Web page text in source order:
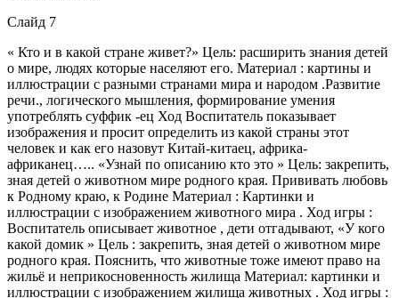
Слайд 7
« Кто и в какой стране живет?» Цель: расширить знания детей
о мире, людях которые населяют его. Материал : картины и
иллюстрации с разными странами мира и народом .Развитие
речи., логического мышления, формирование умения
употреблять суффик -ец Ход Воспитатель показывает
изображения и просит определить из какой страны этот
человек и как его назовут Китай-китаец, африка-
африканец….. «Узнай по описанию кто это » Цель: закрепить,
зная детей о животном мире родного края. Прививать любовь
к Родному краю, к Родине Материал : Картинки и
иллюстрации с изображением животного мира . Ход игры :
Воспитатель описывает животное , дети отгадывают, «У кого
какой домик » Цель : закрепить, зная детей о животном мире
родного края. Пояснить, что животные тоже имеют право на
жильё и неприкосновенность жилища Материал: картинки и
иллюстрации с изображением жилища животных . Ход игры :